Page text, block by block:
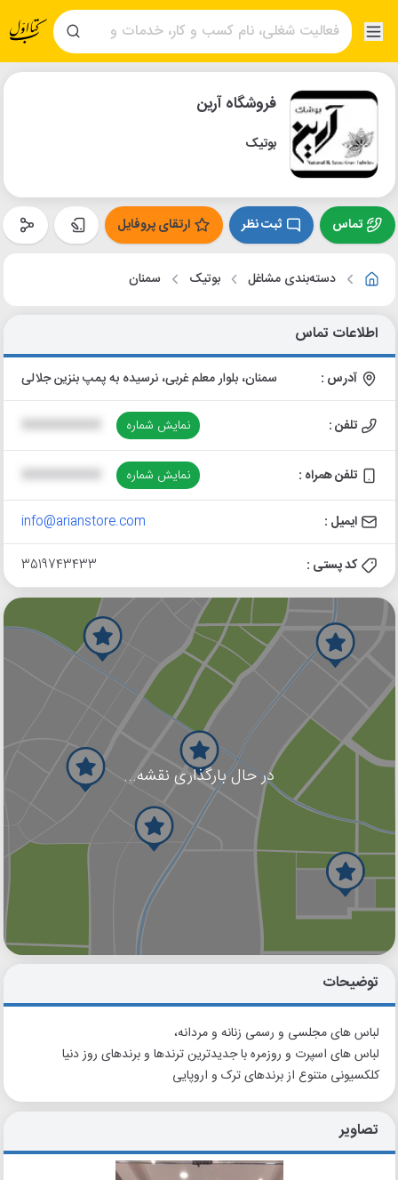
فروشگاه آرین
بوتیک
تماس ثبت نظر ارتقای پروفایل
دسته‌بندی مشاغل بوتیک سمنان
اطلاعات تماس
آدرس : سمنان، بلوار معلم غربی، نرسیده به پمپ بنزین جلالی
تلفن : نمایش شماره
تلفن همراه : نمایش شماره
ایمیل : info@arianstore.com
کد پستی : 3519743433
در حال بارگذاری نقشه...
گوگل
توضیحات
لباس های مجلسی و رسمی زنانه و مردانه،
لباس های اسپرت و روزمره با جدیدترین ترندها و برندهای روز دنیا
کلکسیونی متنوع از برندهای ترک و اروپایی
تصاویر